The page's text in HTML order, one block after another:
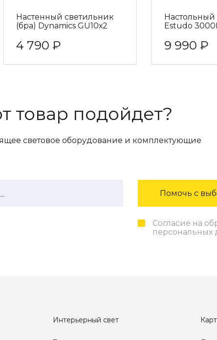
Настенный светильник
(бра) Dynamics GU10х2
4 790 ₽
Настольный
Estudo
9 990 ₽
товар подойдет?
световое оборудование и комплектующие
Помочь с
Согласие на
персональных
Интерьерный свет